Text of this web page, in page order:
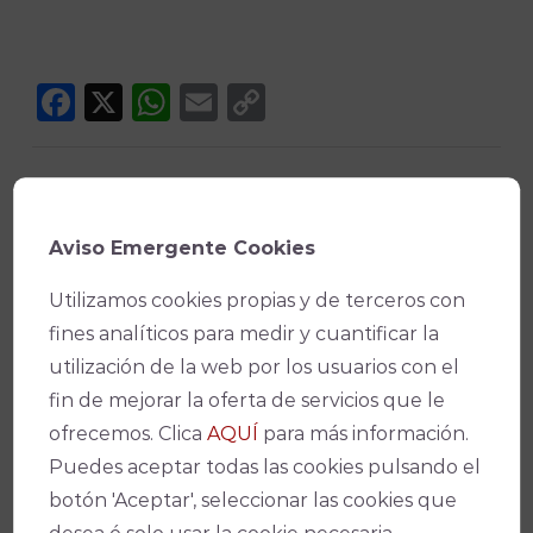
Facebook
X WhatsApp
Email
¡No te pierdas nada!
Suscríbete a nuestro boletín para
estar al día de la actualidad y de los
últimos espectáculos.
Aviso Emergente Cookies
Utilizamos cookies propias y de terceros con
fines analíticos para medir y cuantificar la
utilización de la web por los usuarios con el
fin de mejorar la oferta de servicios que le
ofrecemos. ClicaAQUÍ para más información.
Puedes aceptar todas las cookies pulsando el
botón 'Aceptar', seleccionar las cookies que